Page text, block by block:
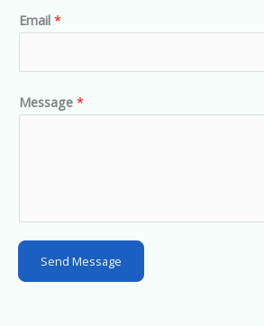
i
e
d
e
s
+
Email *
Message *
Send Message